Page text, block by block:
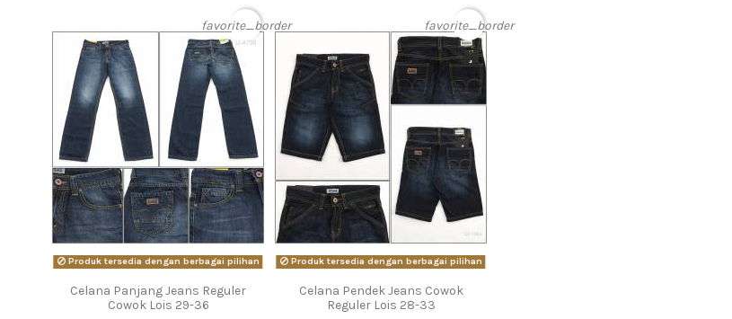
Produk tersedia dengan berbagai pilihan
favorite_border
Celana Panjang Jeans Reguler
Cowok Lois 29-36
Produk tersedia dengan berbagai pilihan
favorite_border
Celana Pendek Jeans Cowok
Reguler Lois 28-33